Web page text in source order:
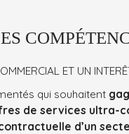
ET UN
qui souhaitent
de services ultra-
d’un